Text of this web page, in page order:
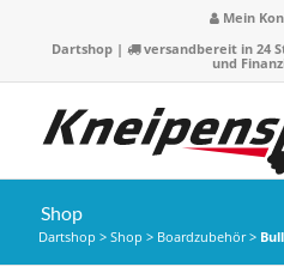
Mein
Dartshop| versandbereit in 24
und
Shop
Dartshop > Shop > Boardzubehör>